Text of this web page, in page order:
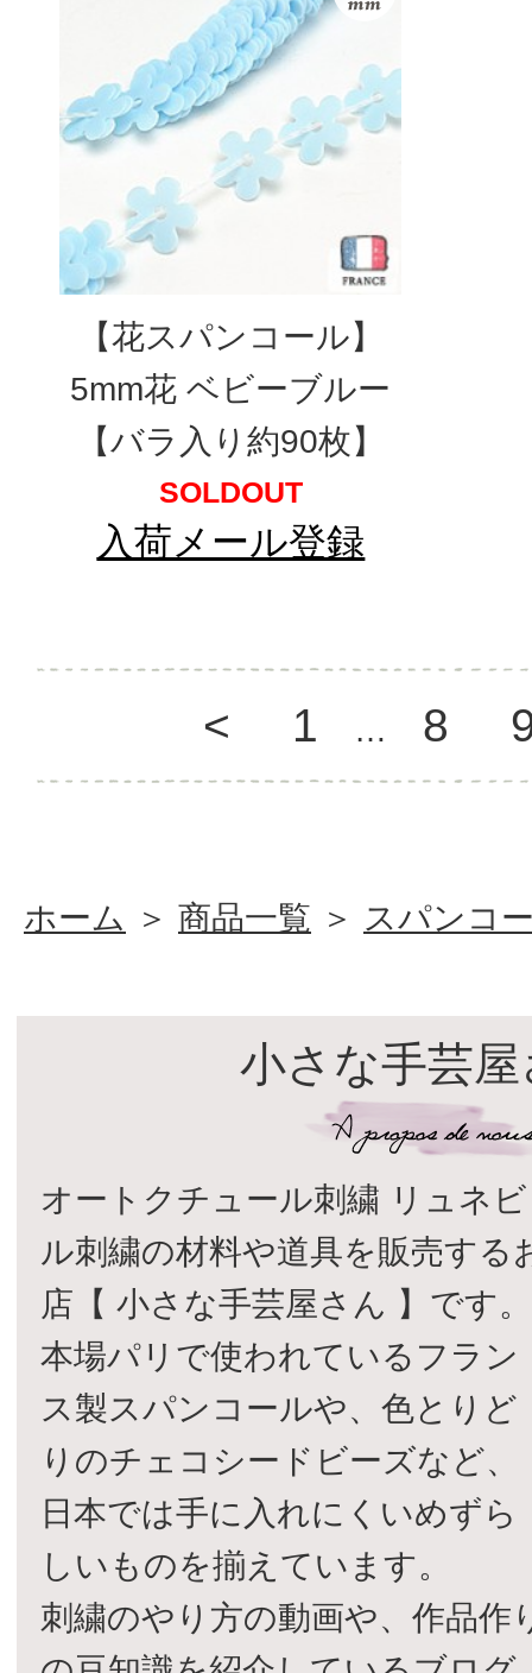
【花スパンコール】
5mm花 ベビーブルー
【バラ入り約90枚】
SOLDOUT
入荷メール登録
< 1 … 8
ホーム ＞ 商品一覧 ＞ スパンコ
小さな手芸
オートクチュール刺繍 リュネビ
ル刺繍の材料や道具を販売する
店【 小さな手芸屋さん 】です。
本場パリで使われているフラン
ス製スパンコールや、色とりど
りのチェコシードビーズなど、
日本では手に入れにくいめずら
しいものを揃えています。
刺繍のやり方の動画や、作品作